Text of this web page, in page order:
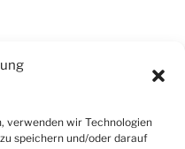
verwenden wir Technologien
speichern und/oder darauf